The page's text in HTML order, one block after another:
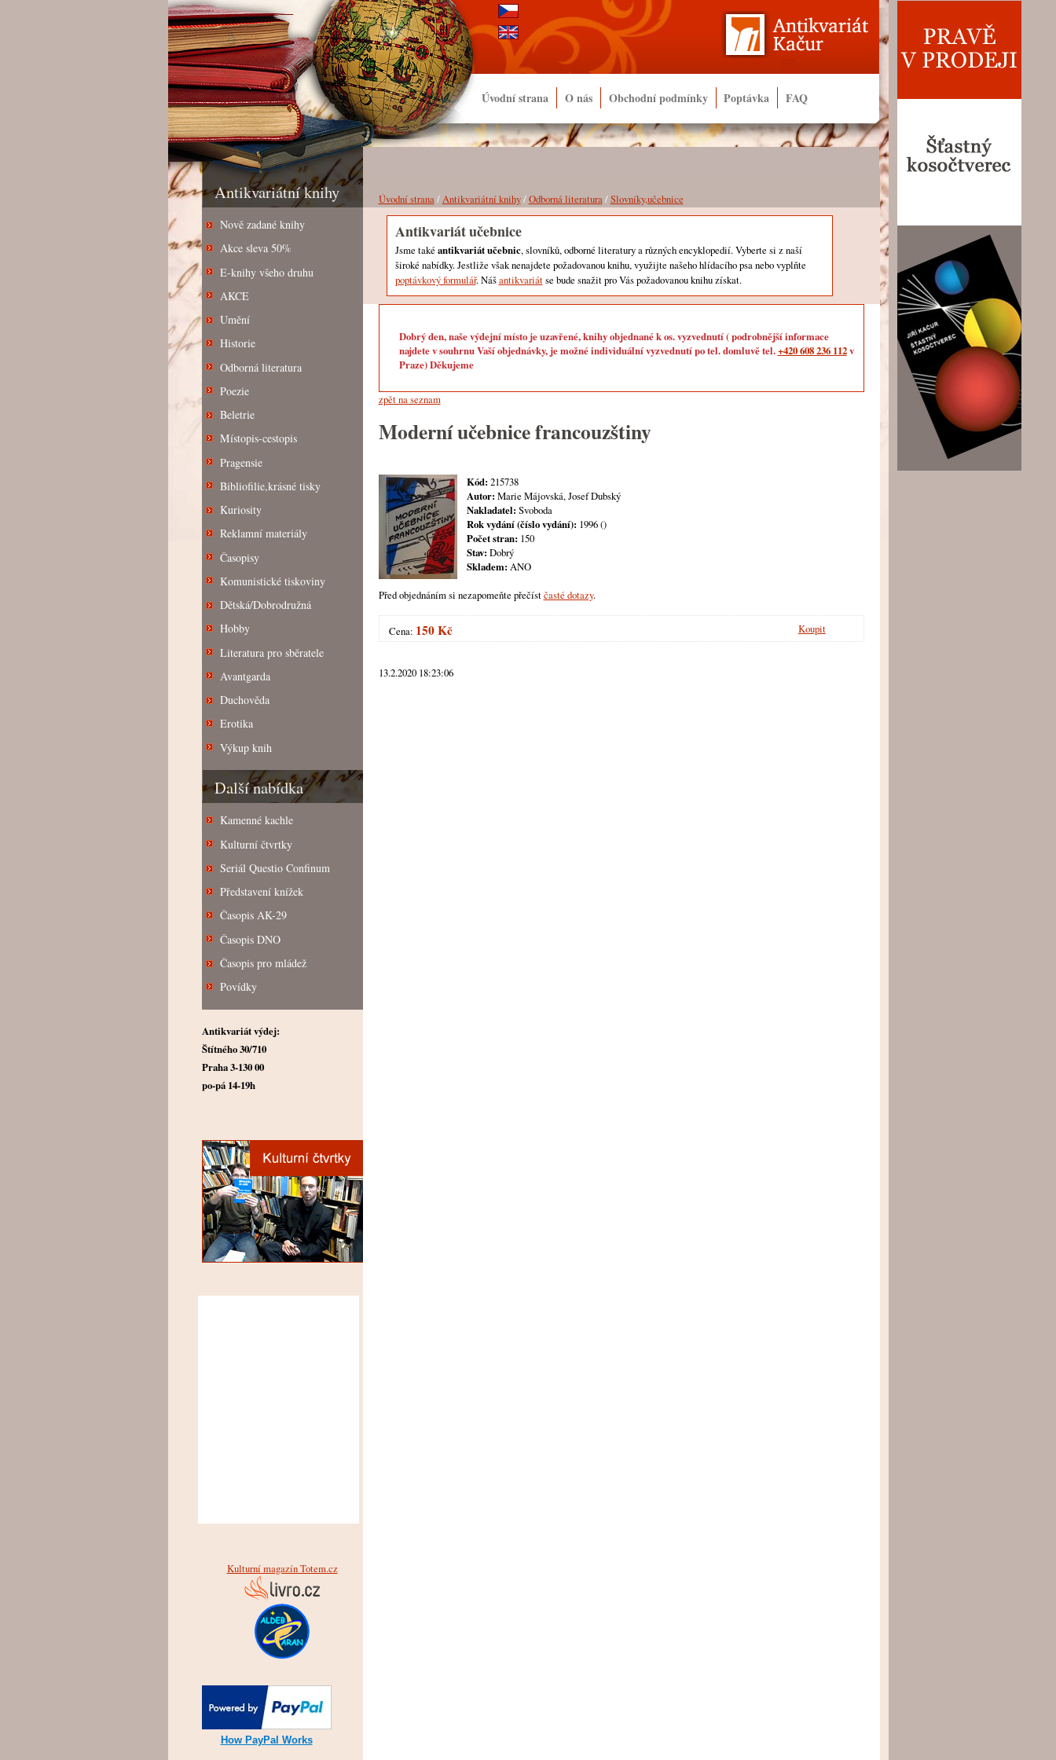
Úvodní strana O nás Obchodní podmínky Poptávka FAQ
Antikvariátní knihy
Nově zadané knihy
Akce sleva 50%
E-knihy všeho druhu
AKCE
Umění
Historie
Odborná literatura
Poezie
Beletrie
Místopis-cestopis
Pragensie
Bibliofilie,krásné tisky
Kuriosity
Reklamní materiály
Časopisy
Komunistické tiskoviny
Dětská/Dobrodružná
Hobby
Literatura pro sběratele
Avantgarda
Duchověda
Erotika
Výkup knih
Další nabídka
Kamenné kachle
Kulturní čtvrtky
Seriál Questio Confinum
Představení knížek
Časopis AK-29
Časopis DNO
Časopis pro mládež
Povídky
Antikvariát výdej:
Štítného 30/710
Praha 3-130 00
po-pá 14-19h
Kulturní magazín Totem.cz
How PayPal Works
Úvodní strana/Antikvariátní knihy/Odborná literatura/Slovníky,učebnice
Antikvariát učebnice
Jsme také antikvariát učebnic, slovníků, odborné literatury a různých encyklopedií. Vyberte si z naší
široké nabídky. Jestliže však nenajdete požadovanou knihu, využijte našeho hlídacího psa nebo vyplňte
poptávkový formulář. Nášantikvariátse bude snažit pro Vás požadovanou knihu získat.
Dobrý den, naše výdejní místo je uzavřené, knihy objednané k os. vyzvednutí ( podrobnější informace
najdete v souhrnu Vaší objednávky, je možné individuální vyzvednutí po tel. domluvě tel.+420 608 236 112v
Praze) Děkujeme
zpět na seznam
Moderní učebnice francouzštiny
Kód: 215738
Autor: Marie Májovská, Josef Dubský
Nakladatel: Svoboda
Rok vydání (číslo vydání): 1996 ()
Počet stran: 150
Stav: Dobrý
Skladem: ANO
Před objednáním si nezapomeňte přečístčasté dotazy.
Cena: 150 Kč Koupit
13.2.2020 18:23:06